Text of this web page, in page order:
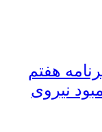
هفتم
نیروی